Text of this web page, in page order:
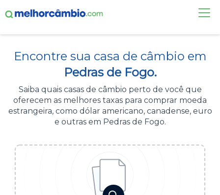
CASAS DE CÂMBIO
DÓLAR HOJE
ALERTA DE CÂMBIO
Acesse sua conta:
Encontre sua casa de câmbio em
Pedras de Fogo.
Saiba quais casas de câmbio perto de você que
oferecem as melhores taxas para comprar moeda
estrangeira, como dólar americano, canadense, euro
e outras em Pedras de Fogo.